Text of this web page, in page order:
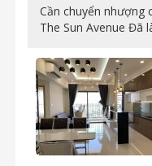
Cần chuyển nhượng
The Sun Avenue Đã